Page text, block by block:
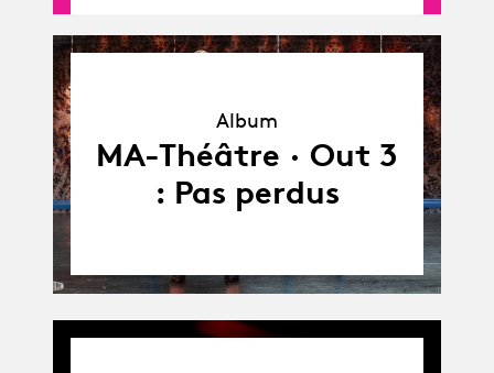
Album
MA-Théâtre · Out 3
: Pas perdus